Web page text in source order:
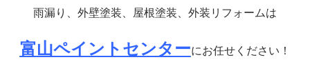
雨漏り、外壁塗装、屋根塗装、外装リフォームは
富山ペイントセンターにお任せください！